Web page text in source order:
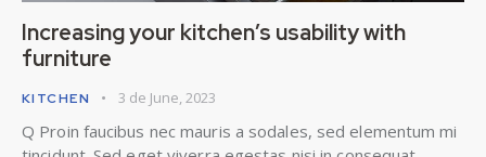
Increasing your kitchen’s usability with
furniture
KITCHEN 3 de June, 2023
Q Proin faucibus nec mauris a sodales, sed elementum mi